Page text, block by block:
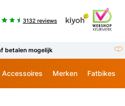
3132 reviews
betalen mogelijk
Accessoires Merken Fatbikes